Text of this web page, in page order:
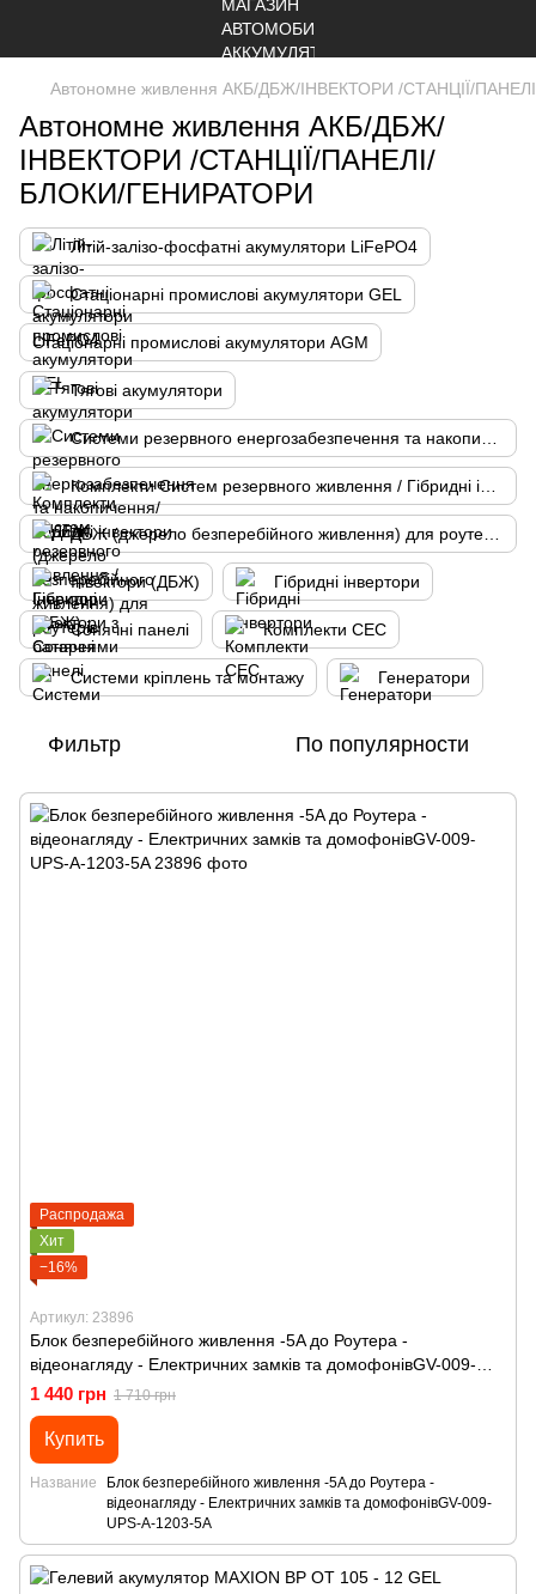
Автономне живлення АКБ/ДБЖ/ІНВЕКТОРИ /СТАНЦІЇ/
Автономне живлення АКБ/ДБЖ/
ІНВЕКТОРИ /СТАНЦІЇ/ПАНЕЛІ/
БЛОКИ/ГЕНИРАТОРИ
Літій-залізо-фосфатні акумулятори LiFePO4
Стаціонарні промислові акумулятори GEL
Стаціонарні промислові акумулятори AGM
Тягові акумулятори
Інвектори (ДБЖ) Гібридні інвертори
Сонячні панелі Комплекти СЕС
Системи кріплень та монтажу Генератори
Фильтр По популярности
Распродажа
Хит
−16%
Артикул: 23896
Блок безперебійного живлення -5A до Роутера -
відеонагляду - Електричних замків та домофонівGV-009-
UPS-A-1203-5A
1 440 грн 1 710 грн
Купить
Название
Блок безперебійного живлення -5A до Роутера -
відеонагляду - Електричних замків та домофонівGV-009-
UPS-A-1203-5A